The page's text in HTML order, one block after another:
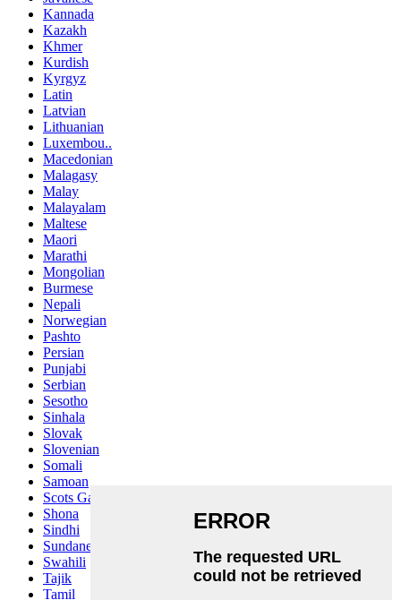
Kannada
Kazakh
Khmer
Kurdish
Kyrgyz
Latin
Latvian
Lithuanian
Luxembou..
Macedonian
Malagasy
Malay
Malayalam
Maltese
Maori
Marathi
Mongolian
Burmese
Nepali
Norwegian
Pashto
Persian
Punjabi
Serbian
Sesotho
Sinhala
Slovak
Slovenian
Somali
Samoan
Scots Gaelic
Shona
Sindhi
Sundanese
Swahili
Tajik
Tamil